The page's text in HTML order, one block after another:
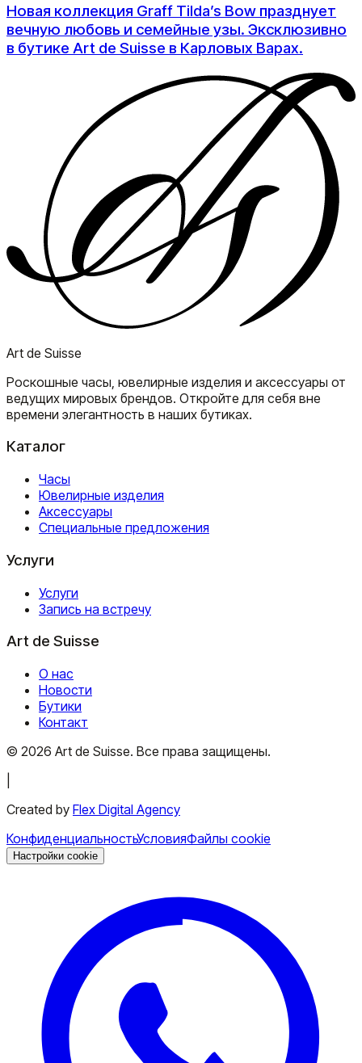
Новая коллекция Graff Tilda’s Bow празднует
вечную любовь и семейные узы. Эксклюзивно
в бутике Art de Suisse в Карловых Варах.
Art de Suisse
Роскошные часы, ювелирные изделия и аксессуары от
ведущих мировых брендов. Откройте для себя вне
времени элегантность в наших бутиках.
Каталог
Часы
Ювелирные изделия
Аксессуары
Специальные предложения
Услуги
Услуги
Запись на встречу
Art de Suisse
О нас
Новости
Бутики
Контакт
© 2026 Art de Suisse. Все права защищены.
Created by Flex Digital Agency
КонфиденциальностьУсловияФайлы cookie
Настройки cookie